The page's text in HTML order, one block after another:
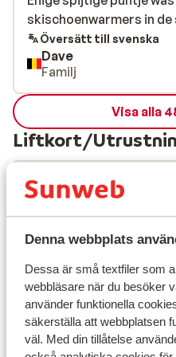
Denna webbplats
Dessa är små textfiler som
webbläsare när du besöker
använder funktionella
säkerställa att webbplatsen
väl. Med din tillåtelse
skischoenwarmers in
skischoenwarmers in
Översätt till svenska
Dave
Familj
Visa alla
Liftkort/
Liftkort
Skidskola
Utrustning
Andra boenden i